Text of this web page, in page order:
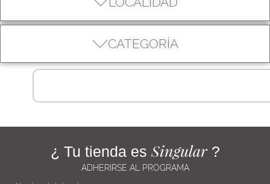
CATEGORÍA
¿ Tu tienda es Singular?
ADHERIRSE AL PROGRAMA